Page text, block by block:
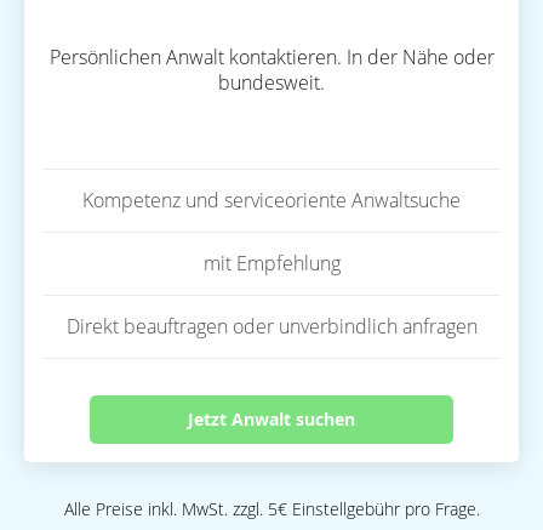
Persönlichen Anwalt kontaktieren. In der Nähe oder
bundesweit.
Kompetenz und serviceoriente Anwaltsuche
mit Empfehlung
Direkt beauftragen oder unverbindlich anfragen
Jetzt Anwalt suchen
Alle Preise inkl. MwSt. zzgl. 5€ Einstellgebühr pro Frage.